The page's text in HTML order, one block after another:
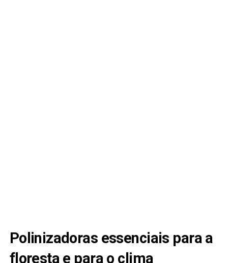
Polinizadoras essenciais para a
floresta e para o clima